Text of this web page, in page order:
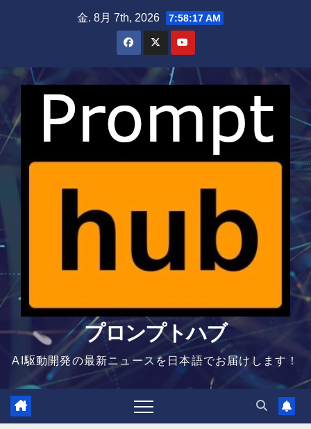
金. 8月 7th, 2026 7:58:17 AM
プロンプトハブ
AI駆動開発の最新ニュースを日本語でお届けします！